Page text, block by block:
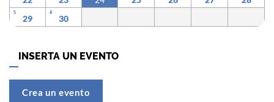
5
29
4
30
INSERTA UN EVENTO
Crea un evento